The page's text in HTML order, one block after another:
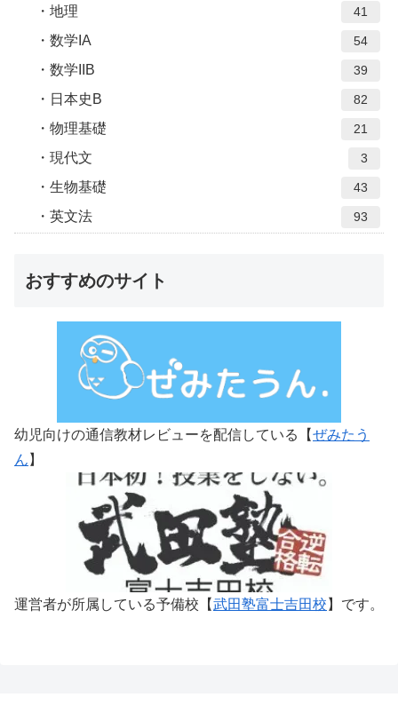
地理 41
数学IA 54
数学IIB 39
日本史B 82
物理基礎 21
現代文 3
生物基礎 43
英文法 93
おすすめのサイト
幼児向けの通信教材レビューを配信している【ぜみたう
ん 】
運営者が所属している予備校【武田塾富士吉田校 】です。